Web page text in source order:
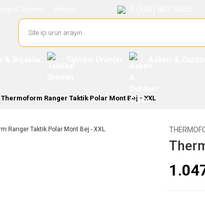
Thermoform Ranger Taktik Polar Mont Bej - XXL